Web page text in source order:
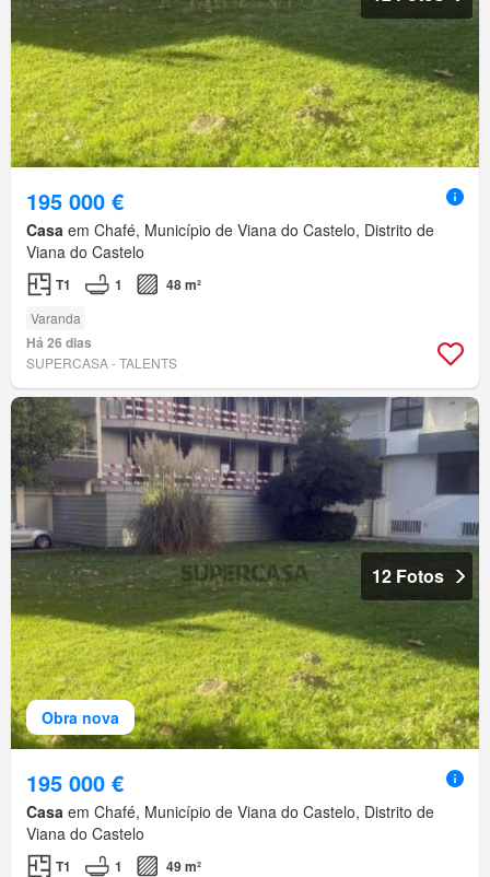
195 000 €
Casa em Chafé, Município de Viana do Castelo, Distrito de
Viana do Castelo
T1 1 48 m²
Varanda
Há 26 dias
SUPERCASA - TALENTS
Obra nova
12 Fotos
195 000 €
Casa em Chafé, Município de Viana do Castelo, Distrito de
Viana do Castelo
T1 1 49 m²